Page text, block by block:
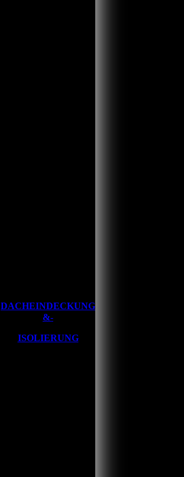
DACHEINDECKUNG
&-
ISOLIERUNG